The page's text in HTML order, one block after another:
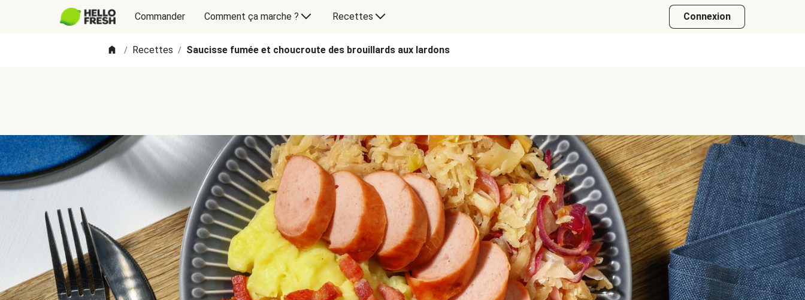
Commander Comment ça marche ? Recettes Connexion
/ Recettes / Saucisse fumée et choucroute des brouillards aux lardons